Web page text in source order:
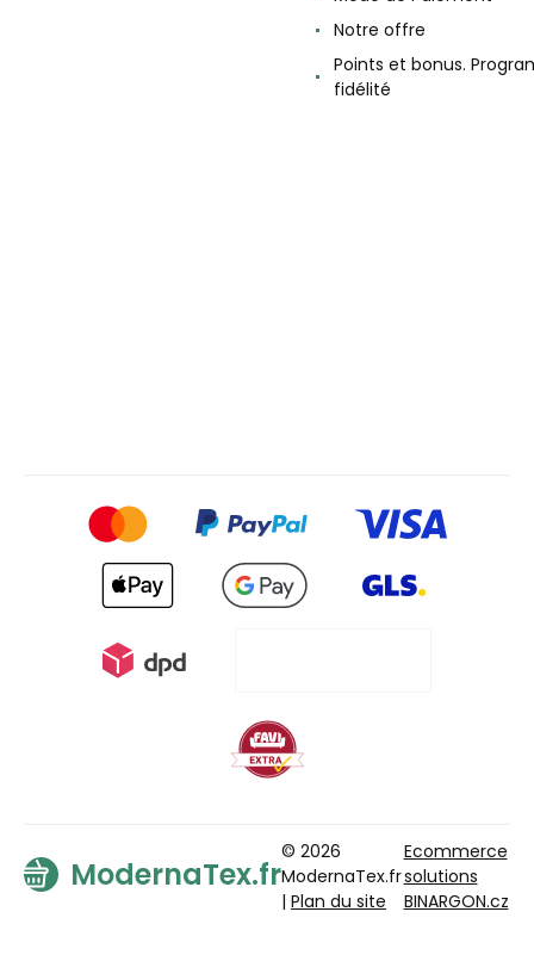
Notre offre
Points et bonus.
fidélité
ModernaTex.fr
© 2026
ModernaTex.fr
| Plan du site
Ecommerce
solutions
BINARGON.cz